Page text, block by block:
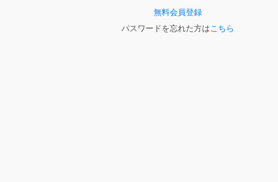
無料会員登録
パスワードを忘れた方はこちら